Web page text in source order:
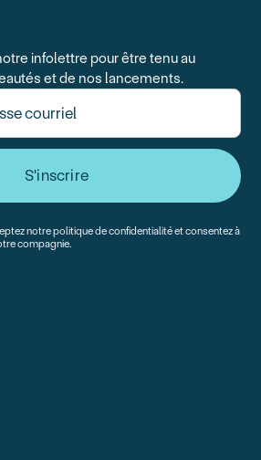
infolettre pour être tenu au
et de nos lancements.
notre politique de confidentialité et consentez à
compagnie.